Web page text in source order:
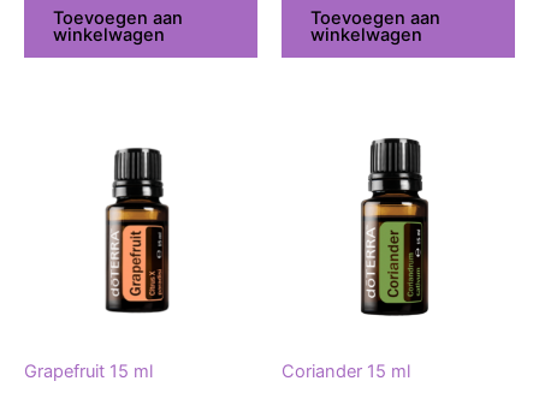
Toevoegen aan
winkelwagen
Toevoegen aan
winkelwagen
Grapefruit 15 ml Coriander 15 ml